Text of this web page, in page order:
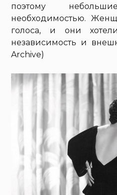
поэтому
необходимостью.
голоса, и они
независимость и
Archive)